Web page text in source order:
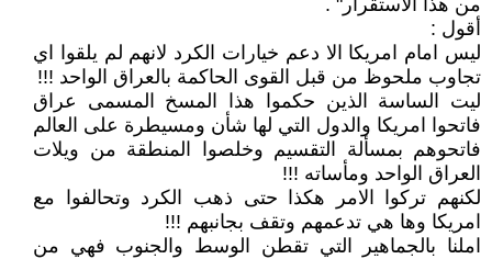
من هذا الاستقرار" .
أقول :
ليس امام امريكا الا دعم خيارات الكرد لانهم لم يلقوا اي
تجاوب ملحوظ من قبل القوى الحاكمة بالعراق الواحد !!!
ليت الساسة الذين حكموا هذا المسخ المسمى عراق
فاتحوا امريكا والدول التي لها شأن ومسيطرة على العالم
فاتحوهم بمسألة التقسيم وخلصوا المنطقة من ويلات
العراق الواحد ومأساته !!!
لكنهم تركوا الامر هكذا حتى ذهب الكرد وتحالفوا مع
امريكا وها هي تدعمهم وتقف بجانبهم !!!
املنا بالجماهير التي تقطن الوسط والجنوب فهي من